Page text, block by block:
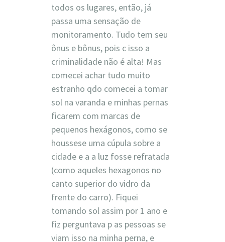
todos os lugares, então, já
passa uma sensação de
monitoramento. Tudo tem seu
ônus e bônus, pois c isso a
criminalidade não é alta! Mas
comecei achar tudo muito
estranho qdo comecei a tomar
sol na varanda e minhas pernas
ficarem com marcas de
pequenos hexágonos, como se
houssese uma cúpula sobre a
cidade e a a luz fosse refratada
(como aqueles hexagonos no
canto superior do vidro da
frente do carro). Fiquei
tomando sol assim por 1 ano e
fiz perguntava p as pessoas se
viam isso na minha perna, e